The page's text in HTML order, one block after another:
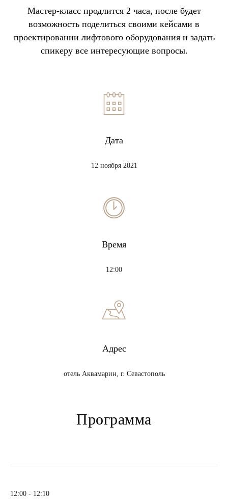
Мастер-класс продлится 2 часа, после будет
возможность поделиться своими кейсами в
проектировании лифтового оборудования и задать
спикеру все интересующие вопросы.
Дата
12 ноября 2021
Время
12:00
Адрес
отель Аквамарин, г. Севастополь
Программа
12:00 - 12:10